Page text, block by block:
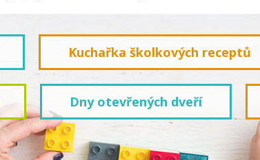
Kuchařka školkových receptů
Dny otevřených dveří